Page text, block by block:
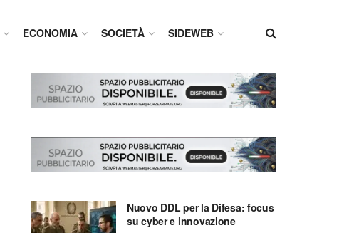
ECONOMIA SOCIETÀ SIDEWEB
Nuovo DDL per la Difesa: focus
su cyber e innovazione